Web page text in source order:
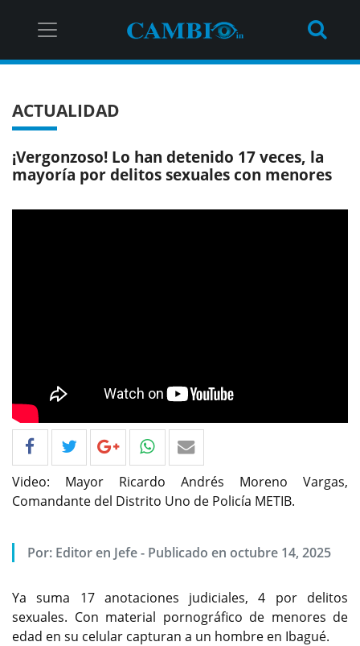
ACTUALIDAD
¡Vergonzoso! Lo han detenido 17 veces, la
mayoría por delitos sexuales con menores
Video: Mayor Ricardo Andrés Moreno Vargas,
Comandante del Distrito Uno de Policía METIB.
Por: Editor en Jefe - Publicado en octubre 14, 2025
Ya suma 17 anotaciones judiciales, 4 por delitos
sexuales. Con material pornográfico de menores de
edad en su celular capturan a un hombre en Ibagué.